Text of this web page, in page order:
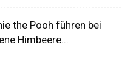
the Pooh führen bei
Himbeere...